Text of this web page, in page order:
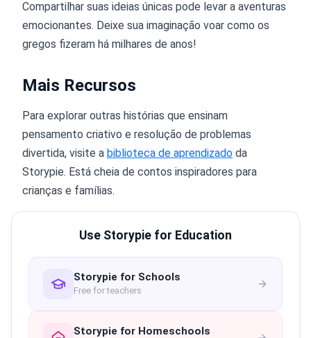
Compartilhar suas ideias únicas pode levar a aventuras
emocionantes. Deixe sua imaginação voar como os
gregos fizeram há milhares de anos!
Mais Recursos
Para explorar outras histórias que ensinam
pensamento criativo e resolução de problemas
divertida, visite a biblioteca de aprendizado da
Storypie. Está cheia de contos inspiradores para
crianças e famílias.
Use Storypie for Education
Storypie for Schools
Free for teachers
Storypie for Homeschools